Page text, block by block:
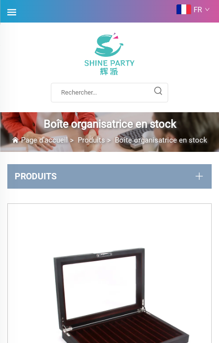
FR
Boîte organisatrice en stock
Page d’accueil> Produits> Boîte organisatrice en stock
PRODUITS